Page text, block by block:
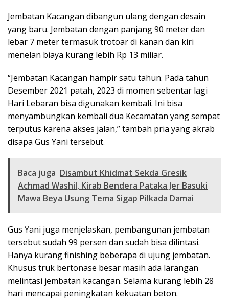
Jembatan Kacangan dibangun ulang dengan desain
yang baru. Jembatan dengan panjang 90 meter dan
lebar 7 meter termasuk trotoar di kanan dan kiri
menelan biaya kurang lebih Rp 13 miliar.
“Jembatan Kacangan hampir satu tahun. Pada tahun
Desember 2021 patah, 2023 di momen sebentar lagi
Hari Lebaran bisa digunakan kembali. Ini bisa
menyambungkan kembali dua Kecamatan yang sempat
terputus karena akses jalan,” tambah pria yang akrab
disapa Gus Yani tersebut.
Baca juga Disambut Khidmat Sekda Gresik
Achmad Washil, Kirab Bendera Pataka Jer Basuki
Mawa Beya Usung Tema Sigap Pilkada Damai
Gus Yani juga menjelaskan, pembangunan jembatan
tersebut sudah 99 persen dan sudah bisa dilintasi.
Hanya kurang finishing beberapa di ujung jembatan.
Khusus truk bertonase besar masih ada larangan
melintasi jembatan kacangan. Selama kurang lebih 28
hari mencapai peningkatan kekuatan beton.